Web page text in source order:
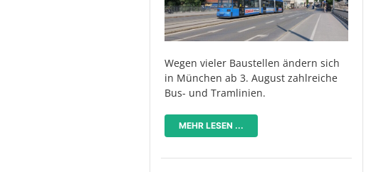
Wegen vieler Baustellen ändern sich
in München ab 3. August zahlreiche
Bus- und Tramlinien.
MEHR LESEN ...